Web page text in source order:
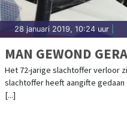
28 januari 2019, 10:24 uur
MAN GEWOND
Het 72-jarige slachtoffer verloor
slachtoffer heeft aangifte
[...]